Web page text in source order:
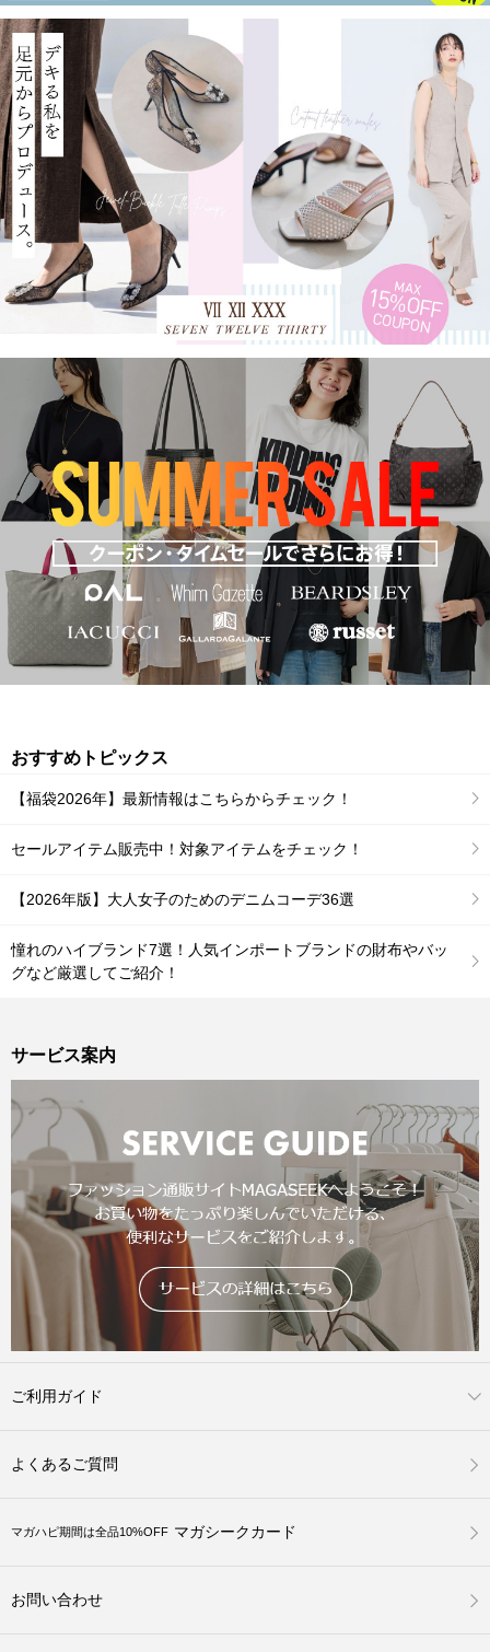
おすすめトピックス
【福袋2026年】最新情報はこちらからチェック！
セールアイテム販売中！対象アイテムをチェック！
【2026年版】大人女子のためのデニムコーデ36選
憧れのハイブランド7選！人気インポートブランドの財布やバッ
グなど厳選してご紹介！
サービス案内
ご利用ガイド
よくあるご質問
マガハピ期間は全品10%OFF マガシークカード
お問い合わせ